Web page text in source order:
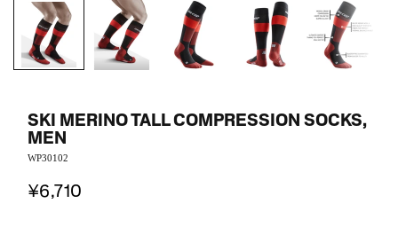
SKI MERINO TALL COMPRESSION SOCKS,
MEN
WP30102
¥6,710